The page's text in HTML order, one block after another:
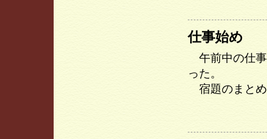
仕事始め
午前中の仕事
った。
宿題のまとめ